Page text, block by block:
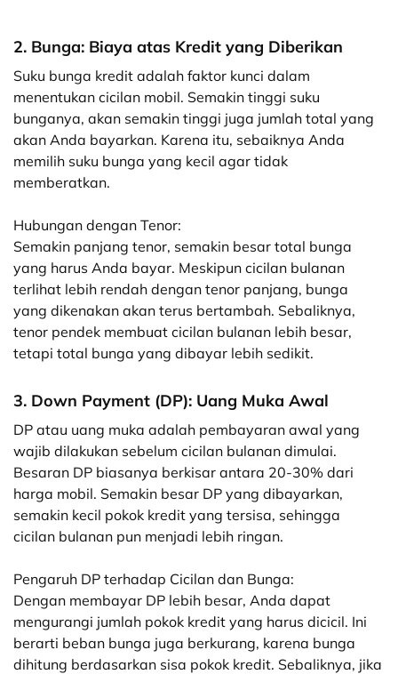
2. Bunga: Biaya atas Kredit yang Diberikan
Suku bunga kredit adalah faktor kunci dalam
menentukan cicilan mobil. Semakin tinggi suku
bunganya, akan semakin tinggi juga jumlah total yang
akan Anda bayarkan. Karena itu, sebaiknya Anda
memilih suku bunga yang kecil agar tidak
memberatkan.
Hubungan dengan Tenor:
Semakin panjang tenor, semakin besar total bunga
yang harus Anda bayar. Meskipun cicilan bulanan
terlihat lebih rendah dengan tenor panjang, bunga
yang dikenakan akan terus bertambah. Sebaliknya,
tenor pendek membuat cicilan bulanan lebih besar,
tetapi total bunga yang dibayar lebih sedikit.
3. Down Payment (DP): Uang Muka Awal
DP atau uang muka adalah pembayaran awal yang
wajib dilakukan sebelum cicilan bulanan dimulai.
Besaran DP biasanya berkisar antara 20-30% dari
harga mobil. Semakin besar DP yang dibayarkan,
semakin kecil pokok kredit yang tersisa, sehingga
cicilan bulanan pun menjadi lebih ringan.
Pengaruh DP terhadap Cicilan dan Bunga:
Dengan membayar DP lebih besar, Anda dapat
mengurangi jumlah pokok kredit yang harus dicicil. Ini
berarti beban bunga juga berkurang, karena bunga
dihitung berdasarkan sisa pokok kredit. Sebaliknya, jika